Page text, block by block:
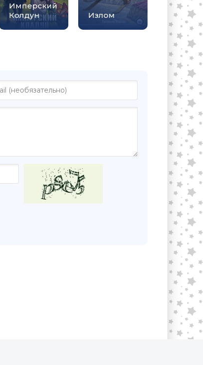
Имперский
Колдун
Излом